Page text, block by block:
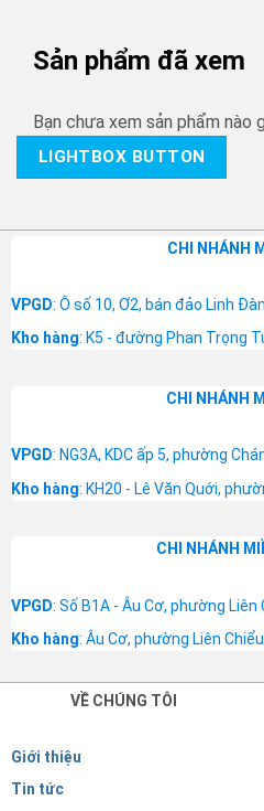
Sản phẩm đã xem
Bạn chưa xem sản phẩm nào
LIGHTBOX BUTTON
CHI NHÁNH
VPGD: Ô số 10, Ơ2, bán đảo Linh
Kho hàng: K5 - đường Phan Trọng
CHI NHÁNH
VPGD: NG3A, KDC ấp 5, phường
Kho hàng: KH20 - Lê Văn Quới,
CHI NHÁNH
VPGD: Số B1A - Âu Cơ, phường Liên
Kho hàng: Âu Cơ, phường Liên
VỀ CHÚNG TÔI
Giới thiệu
Tin tức